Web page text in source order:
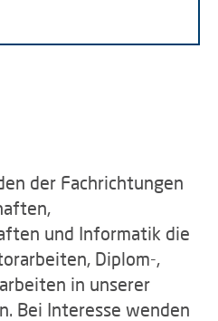
der Fachrichtungen
und Informatik die
Diplom-,
in unserer
Bei Interesse wenden